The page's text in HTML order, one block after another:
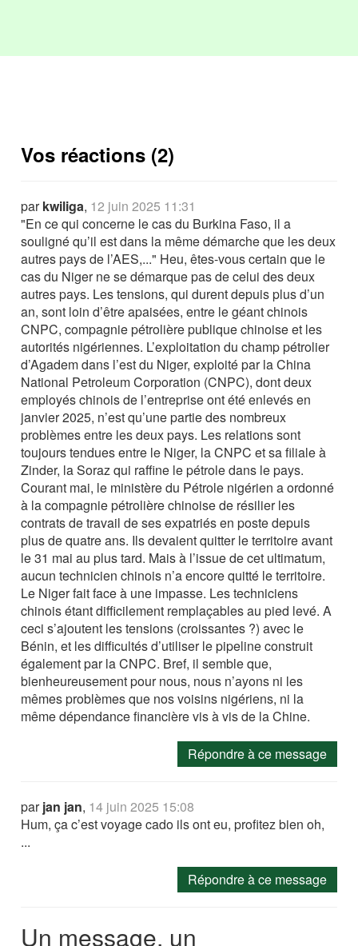
Vos réactions (2)
parkwiliga, 12 juin 2025 11:31
"En ce qui concerne le cas du Burkina Faso, il a
souligné qu’il est dans la même démarche que les deux
autres pays de l’AES,..." Heu, êtes-vous certain que le
cas du Niger ne se démarque pas de celui des deux
autres pays. Les tensions, qui durent depuis plus d’un
an, sont loin d’être apaisées, entre le géant chinois
CNPC, compagnie pétrolière publique chinoise et les
autorités nigériennes. L’exploitation du champ pétrolier
d’Agadem dans l’est du Niger, exploité par la China
National Petroleum Corporation (CNPC), dont deux
employés chinois de l’entreprise ont été enlevés en
janvier 2025, n’est qu’une partie des nombreux
problèmes entre les deux pays. Les relations sont
toujours tendues entre le Niger, la CNPC et sa filiale à
Zinder, la Soraz qui raffine le pétrole dans le pays.
Courant mai, le ministère du Pétrole nigérien a ordonné
à la compagnie pétrolière chinoise de résilier les
contrats de travail de ses expatriés en poste depuis
plus de quatre ans. Ils devaient quitter le territoire avant
le 31 mai au plus tard. Mais à l’issue de cet ultimatum,
aucun technicien chinois n’a encore quitté le territoire.
Le Niger fait face à une impasse. Les techniciens
chinois étant difficilement remplaçables au pied levé. A
ceci s’ajoutent les tensions (croissantes ?) avec le
Bénin, et les difficultés d’utiliser le pipeline construit
également par la CNPC. Bref, il semble que,
bienheureusement pour nous, nous n’ayons ni les
mêmes problèmes que nos voisins nigériens, ni la
même dépendance financière vis à vis de la Chine.
Répondre à ce message
parjan jan, 14 juin 2025 15:08
Hum, ça c’est voyage cado ils ont eu, profitez bien oh,
...
Répondre à ce message
Un message, un